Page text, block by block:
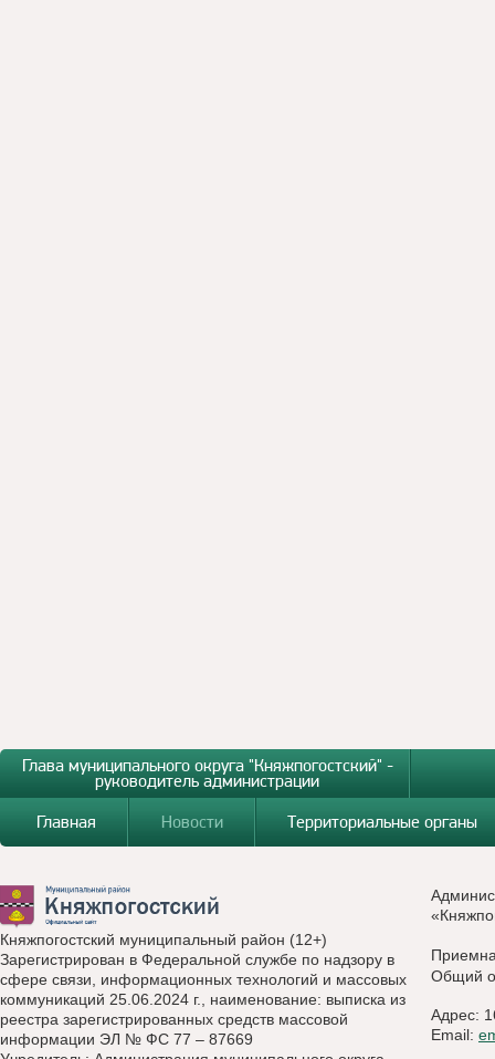
Глава муниципального округа "Княжпогостский" -
руководитель администрации
Главная
Новости Территориальные органы
Княжпогостский муниципальный район (12+)
Зарегистрирован в Федеральной службе по надзору в
сфере связи, информационных технологий и массовых
коммуникаций 25.06.2024 г., наименование: выписка из
реестра зарегистрированных средств массовой
информации ЭЛ № ФС 77 – 87669
Общий
Адрес:
Email: